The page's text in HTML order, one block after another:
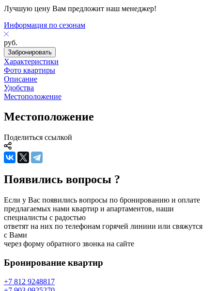
Лучшую цену Вам предложит наш менеджер!
Информация по сезонам
руб.
Забронировать
Характеристики
Фото квартиры
Описание
Удобства
Местоположение
Местоположение
Поделиться ссылкой
Появились вопросы ?
Если у Вас появились вопросы по бронированию и оплате
предлагаемых нами квартир и апартаментов, наши
специалисты с радостью
ответят на них по телефонам горячей линиии или свяжутся
с Вами
через форму обратного звонка на сайте
Бронирование квартир
+7 812 9248817